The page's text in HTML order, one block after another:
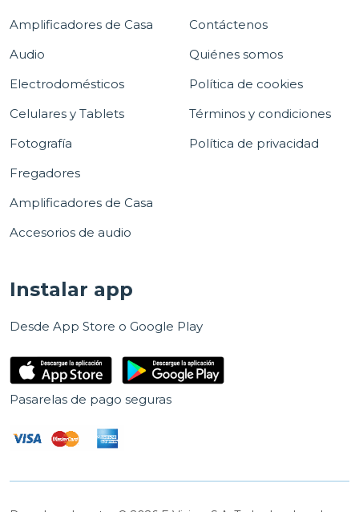
Amplificadores de Casa
Audio
Electrodomésticos
Celulares y Tablets
Fotografía
Fregadores
Amplificadores de Casa
Accesorios de audio
Contáctenos
Quiénes somos
Política de cookies
Términos y condiciones
Política de privacidad
Instalar app
Desde App Store o Google Play
Pasarelas de pago seguras